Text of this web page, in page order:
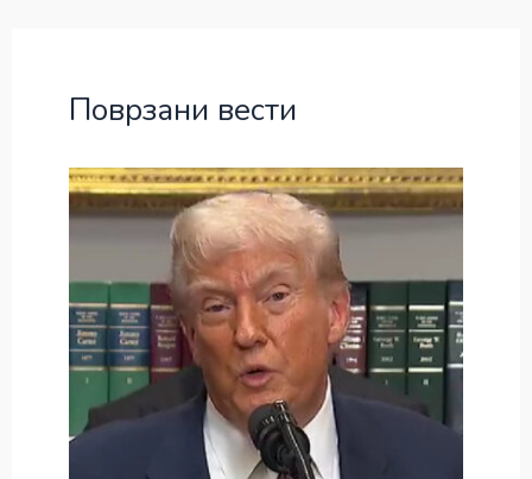
Поврзани вести